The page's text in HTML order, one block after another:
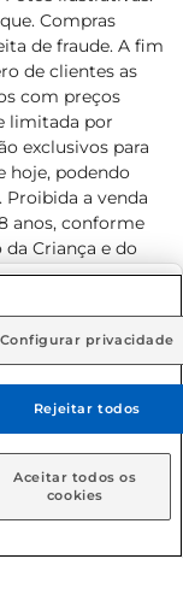
deseja receber
em Loja
Compras
de fraude. A fim
de clientes as
com preços
limitada por
exclusivos para
hoje, podendo
a venda
anos, conforme
da Criança e do
para o
line é de R$
Configurar privacidade
Rejeitar todos
Aceitar todos os
cookies